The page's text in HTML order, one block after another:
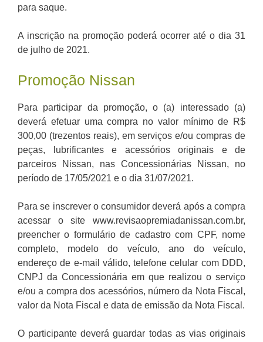
para saque.
A inscrição na promoção poderá ocorrer até o dia 31
de julho de 2021.
Promoção Nissan
Para participar da promoção, o (a) interessado (a)
deverá efetuar uma compra no valor mínimo de R$
300,00 (trezentos reais), em serviços e/ou compras de
peças, lubrificantes e acessórios originais e de
parceiros Nissan, nas Concessionárias Nissan, no
período de 17/05/2021 e o dia 31/07/2021.
Para se inscrever o consumidor deverá após a compra
acessar o site www.revisaopremiadanissan.com.br,
preencher o formulário de cadastro com CPF, nome
completo, modelo do veículo, ano do veículo,
endereço de e-mail válido, telefone celular com DDD,
CNPJ da Concessionária em que realizou o serviço
e/ou a compra dos acessórios, número da Nota Fiscal,
valor da Nota Fiscal e data de emissão da Nota Fiscal.
O participante deverá guardar todas as vias originais